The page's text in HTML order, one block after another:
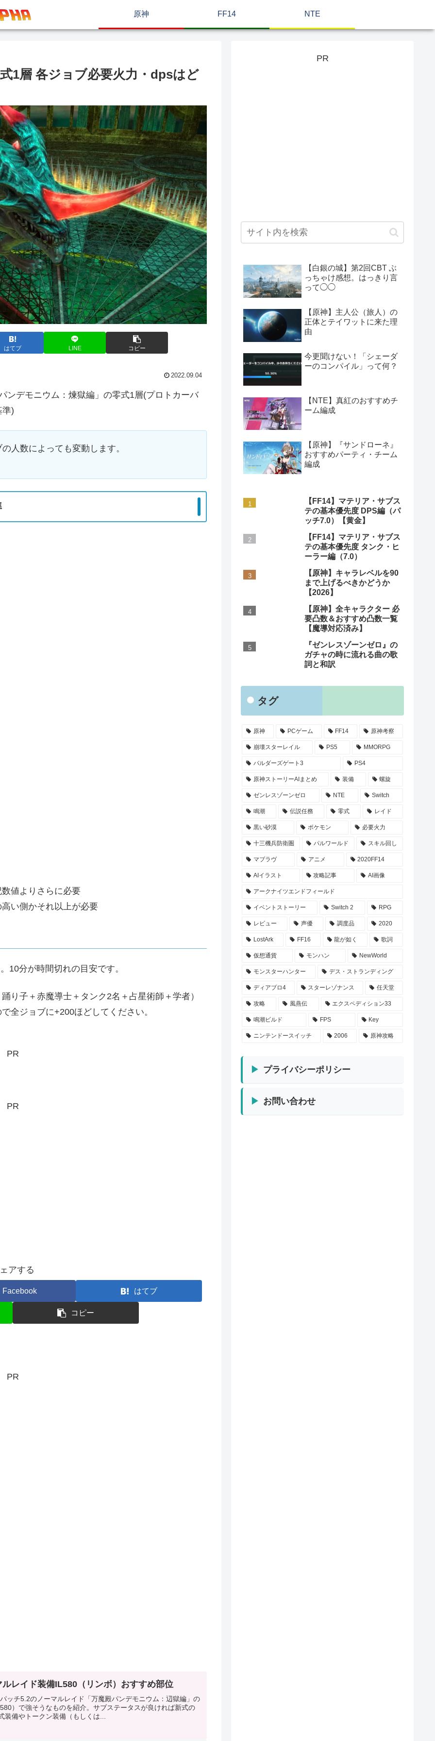
原神 FF14 NTE
1層 各ジョブ必要火力・dpsはど
はてブ LINE コピー
2022.09.04
ンデモニウム：煉獄編」の零式1層(プロトカーバ
)
人数によっても変動します。
値よりさらに必要
い側かそれ以上が必要
10分が時間切れの目安です。
り子＋赤魔導士＋タンク2名＋占星術師＋学者）
全ジョブに+200ほどしてください。
PR
PR
アする
Facebook はてブ
コピー
PR
レイド装備IL580（リンボ）おすすめ部位
ッチ5.2のノーマルレイド「万魔殿パンデモニウム：辺獄編」の
）で強そうなものを紹介。サブステータスが良ければ新式の
備やトークン装備（もしくは...
PR
【白銀の城】第2回CBT ぶ
っちゃけ感想。はっきり言
って◯◯
【原神】主人公（旅人）の
正体とテイワットに来た理
由
今更聞けない！「シェーダ
ーのコンパイル」って何？
【NTE】真紅のおすすめチ
ーム編成
【原神】『サンドローネ』
おすすめパーティ・チーム
編成
【FF14】マテリア・サブス
テの基本優先度 DPS編（パ
ッチ7.0）【黄金】
【FF14】マテリア・サブス
テの基本優先度 タンク・ヒ
ーラー編（7.0）
【原神】キャラレベルを90
まで上げるべきかどうか
【2026】
【原神】全キャラクター 必
要凸数＆おすすめ凸数一覧
【魔導対応済み】
『ゼンレスゾーンゼロ』の
ガチャの時に流れる曲の歌
詞と和訳
タグ
原神 PCゲーム FF14 原神考察
崩壊スターレイル PS5 MMORPG
バルダーズゲート3 PS4
原神ストーリーAIまとめ 装備 螺旋
ゼンレスゾーンゼロ NTE Switch
鳴潮 伝説任務 零式 レイド
黒い砂漠 ポケモン 必要火力
十三機兵防衛圏 パルワールド スキル回し
マブラヴ アニメ 2020FF14
AIイラスト 攻略記事 AI画像
アークナイツエンドフィールド
イベントストーリー Switch 2 RPG
レビュー 声優 調度品 2020
LostArk FF16 龍が如く 歌詞
仮想通貨 モンハン NewWorld
モンスターハンター デス・ストランディング
ディアブロ4 スターレゾナンス 任天堂
攻略 風燕伝 エクスペディション33
鳴潮ビルド FPS Key
ニンテンドースイッチ 2006 原神攻略
プライバシーポリシー
お問い合わせ